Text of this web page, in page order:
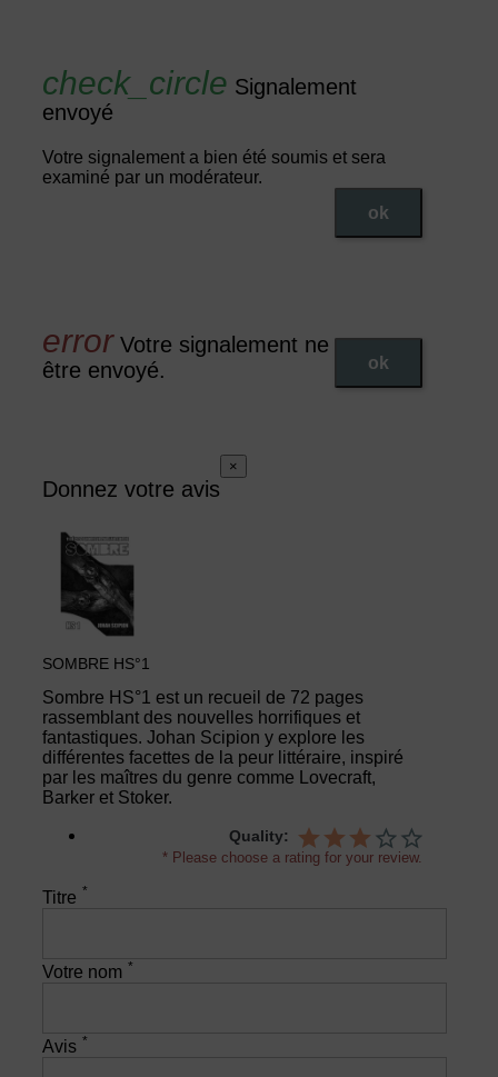
Signalement
envoyé
Votre signalement a bien été soumis et sera
examiné par un modérateur.
ok
Votre signalement ne peut pas
être envoyé.
ok
Donnez votre avis
×
SOMBRE HS°1
Sombre HS°1 est un recueil de 72 pages
rassemblant des nouvelles horrifiques et
fantastiques. Johan Scipion y explore les
différentes facettes de la peur littéraire, inspiré
par les maîtres du genre comme Lovecraft,
Barker et Stoker.
Quality:
* Please choose a rating for your review.
Titre *
Votre nom *
Avis *